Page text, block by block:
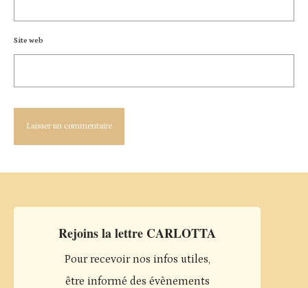
Site web
Rejoins la lettre CARLOTTA
Pour recevoir nos infos utiles,
être informé des évènements